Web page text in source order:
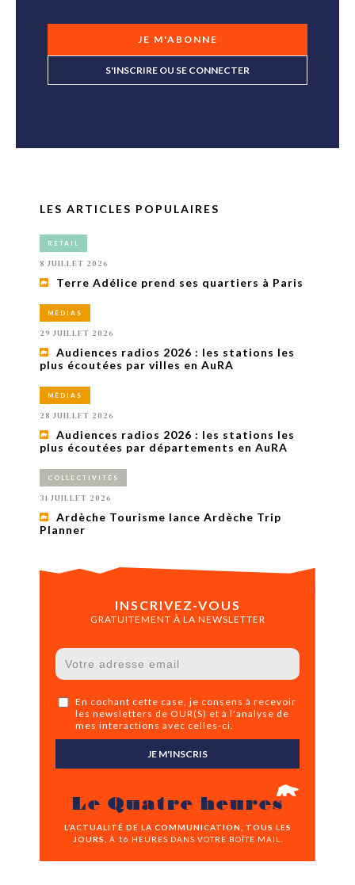
JE M'ABONNE
S'INSCRIRE OU SE CONNECTER
LES ARTICLES POPULAIRES
RETAIL
8 JUILLET 2026
Terre Adélice prend ses quartiers à Paris
MÉDIAS
29 JUILLET 2026
Audiences radios 2026 : les stations les
plus écoutées par villes en AuRA
MÉDIAS
28 JUILLET 2026
Audiences radios 2026 : les stations les
plus écoutées par départements en AuRA
COLLECTIVITÉS
31 JUILLET 2026
Ardèche Tourisme lance Ardèche Trip
Planner
INSCRIVEZ-VOUS
GRATUITEMENT À LA NEWSLETTER
En cochant cette case, je consens à recevoir
les newsletters de OUR(S) et à l'analyse de
mes interactions avec celles-ci.
JE M'INSCRIS
Le Quatre heures
L’ACTUALITÉ DE LA COMMUNICATION, TOUS LES
JOURS,
À 16 HEURES DANS VOTRE BOÎTE MAIL.